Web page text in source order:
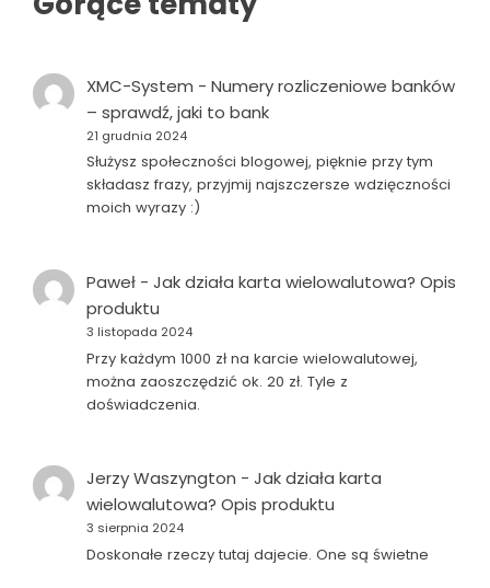
XMC-System - Numery rozliczeniowe banków
– sprawdź, jaki to bank
21 grudnia 2024
Służysz społeczności blogowej, pięknie przy tym
składasz frazy, przyjmij najszczersze wdzięczności
moich wyrazy :)
Paweł- Jak działa karta wielowalutowa? Opis
produktu
3 listopada 2024
Przy każdym 1000 zł na karcie wielowalutowej,
można zaoszczędzić ok. 20 zł. Tyle z
doświadczenia.
Jerzy Waszyngton - Jak działa karta
wielowalutowa? Opis produktu
3 sierpnia 2024
Doskonałe rzeczy tutaj dajecie. One są świetne